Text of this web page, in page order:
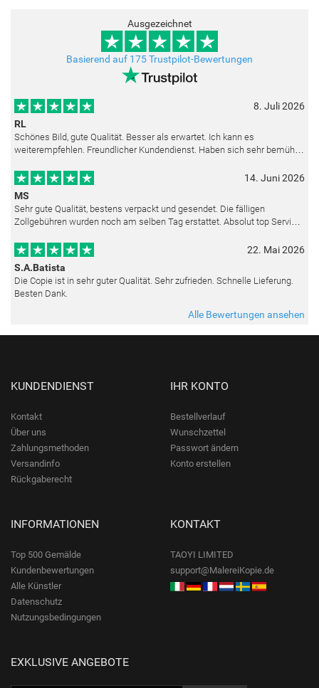
Ausgezeichnet
Basierend auf 175 Trustpilot-Bewertungen
8. Juli 2026
RL
Schönes Bild, gute Qualität. Besser als erwartet. Ich kann es
weiterempfehlen. Freundlicher Kundendienst. Haben sich sehr bemüht
14. Juni 2026
MS
Sehr gute Qualität, bestens verpackt und gesendet. Die fälligen
Zollgebühren wurden noch am selben Tag erstattet. Absolut top Service
22. Mai 2026
S.A.Batista
Die Copie ist in sehr guter Qualität. Sehr zufrieden. Schnelle Lieferung.
Besten Dank.
Alle Bewertungen ansehen
KUNDENDIENST
Kontakt
Über uns
Zahlungsmethoden
Versandinfo
Rückgaberecht
IHR KONTO
Bestellverlauf
Wunschzettel
Passwort ändern
Konto erstellen
INFORMATIONEN
Top 500 Gemälde
Kundenbewertungen
Alle Künstler
Datenschutz
Nutzungsbedingungen
KONTAKT
TAOYI LIMITED
support@MalereiKopie.de
EXKLUSIVE ANGEBOTE